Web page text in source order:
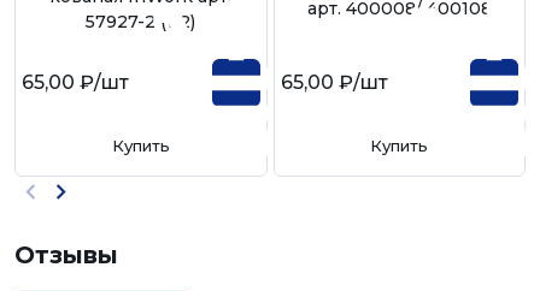
57927-2 (1/2)
65,00 ₽/шт
Купить
арт. 400008/ 400108
65,00 ₽/шт
Купить
Отзывы